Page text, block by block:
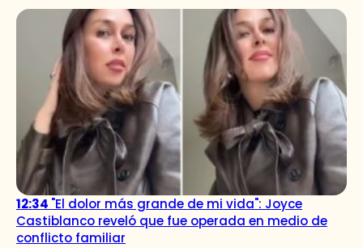
12:34 "El dolor más grande de mi vida": Joyce
Castiblanco reveló que fue operada en medio de
conflicto familiar